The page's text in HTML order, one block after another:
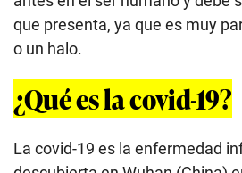
La covid-19 es la enfermedad
descubierta en Wuhan (China)
con la vida de gran cantidad de
El Comité Internacional de
designó el nombre de este